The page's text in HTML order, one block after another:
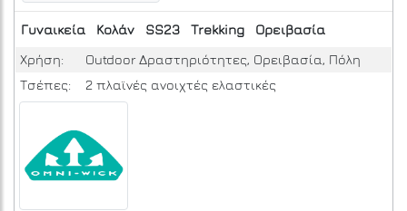
Γυναικεία Κολάν SS23 Trekking
Ορειβασία
Χρήση:
Outdoor Δραστηριότητες, Ορειβασία, Πόλη
Τσέπες:
2 πλαϊνές ανοιχτές ελαστικές